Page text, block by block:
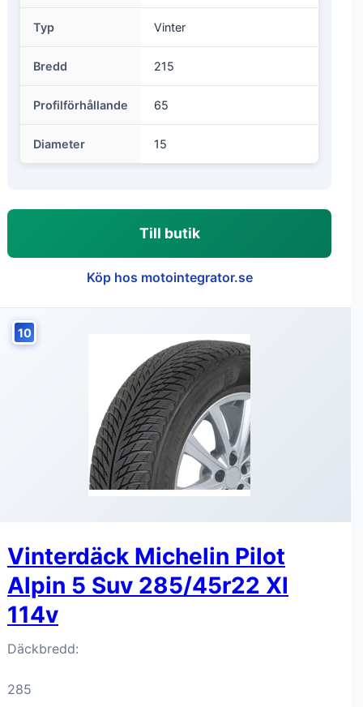
Typ Vinter
Bredd 215
Profilförhållande 65
Diameter 15
Till butik
Köp hos motointegrator.se
10
Vinterdäck Michelin Pilot
Alpin 5 Suv 285/45r22 Xl
114v
Däckbredd:
285